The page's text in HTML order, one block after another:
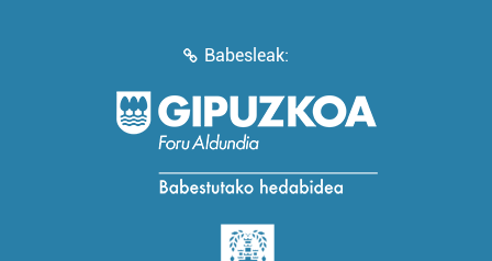
Babesleak: